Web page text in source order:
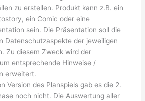
zu erstellen. Produkt kann z.B. ein
ein Comic oder eine
sein. Die Präsentation soll die
Datenschutzaspekte der jeweiligen
Zu diesem Zweck wird der
entsprechende Hinweise /
erweitert.
Version des Planspiels gab es die 2.
noch nicht. Die Auswertung aller